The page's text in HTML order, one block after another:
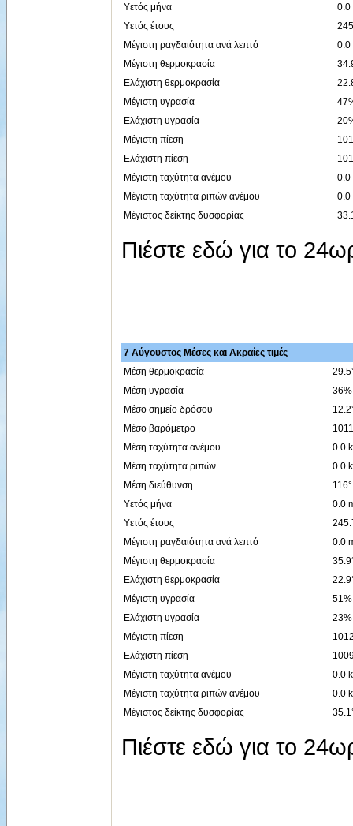
Υετός μήνα
0.0
Υετός έτους
Μέγιστη ραγδαιότητα ανά λεπτό
0.0
Μέγιστη θερμοκρασία
Ελάχιστη θερμοκρασία
Μέγιστη υγρασία
Ελάχιστη υγρασία
Μέγιστη πίεση
Ελάχιστη πίεση
Μέγιστη ταχύτητα ανέμου
0.0
Μέγιστη ταχύτητα ριπών ανέμου
0.0
Μέγιστος δείκτης δυσφορίας
Πιέστε εδώ για το
7 Αύγουστος Μέσες και Ακραίες τιμές
Μέση θερμοκρασία
Μέση υγρασία
36%
Μέσο σημείο δρόσου
Μέσο βαρόμετρο
Μέση ταχύτητα ανέμου
0.0
Μέση ταχύτητα ριπών
0.0
Μέση διεύθυνση
Υετός μήνα
0.0
Υετός έτους
Μέγιστη ραγδαιότητα ανά λεπτό
0.0
Μέγιστη θερμοκρασία
Ελάχιστη θερμοκρασία
Μέγιστη υγρασία
51%
Ελάχιστη υγρασία
23%
Μέγιστη πίεση
Ελάχιστη πίεση
Μέγιστη ταχύτητα ανέμου
0.0
Μέγιστη ταχύτητα ριπών ανέμου
0.0
Μέγιστος δείκτης δυσφορίας
Πιέστε εδώ για το